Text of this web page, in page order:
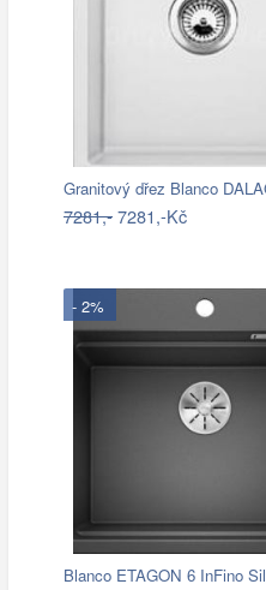
7281,-7281,-Kč
- 2%
Blanco ETAGON 6 InFino